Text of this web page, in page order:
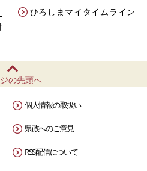
ひろしまマイタイムライン
の先頭へ
個人情報の取扱い
県政へのご意見
RSS配信について